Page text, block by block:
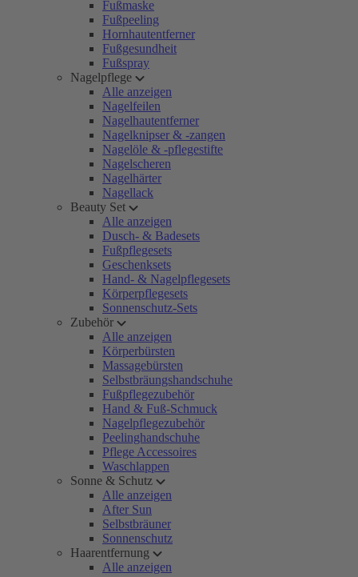
Fußmaske
Fußpeeling
Hornhautentferner
Fußgesundheit
Fußspray
Nagelpflege
Alle anzeigen
Nagelfeilen
Nagelhautentferner
Nagelknipser & -zangen
Nagelöle & -pflegestifte
Nagelscheren
Nagelhärter
Nagellack
Beauty Set
Alle anzeigen
Dusch- & Badesets
Fußpflegesets
Geschenksets
Hand- & Nagelpflegesets
Körperpflegesets
Sonnenschutz-Sets
Zubehör
Alle anzeigen
Körperbürsten
Massagebürsten
Selbstbräungshandschuhe
Fußpflegezubehör
Hand & Fuß-Schmuck
Nagelpflegezubehör
Peelinghandschuhe
Pflege Accessoires
Waschlappen
Sonne & Schutz
Alle anzeigen
After Sun
Selbstbräuner
Sonnenschutz
Haarentfernung
Alle anzeigen